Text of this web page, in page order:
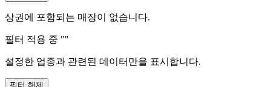
상권에 포함되는 매장이 없습니다.
필터 적용 중 ""
설정한 업종과 관련된 데이터만을 표시합니다.
필터 해제